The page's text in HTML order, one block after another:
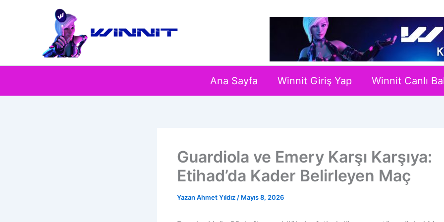
Ana Sayfa Winnit Giriş Yap Winnit Canlı
Guardiola ve Emery Karşı Karşıya:
Etihad’da Kader Belirleyen Maç
Yazan Ahmet Yıldız / Mayıs 8, 2026